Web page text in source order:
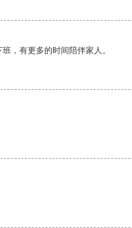
，有更多的时间陪伴家人。